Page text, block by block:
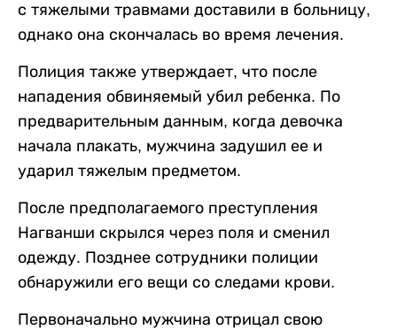
с тяжелыми травмами доставили в больницу,
однако она скончалась во время лечения.
Полиция также утверждает, что после
нападения обвиняемый убил ребенка. По
предварительным данным, когда девочка
начала плакать, мужчина задушил ее и
ударил тяжелым предметом.
После предполагаемого преступления
Нагванши скрылся через поля и сменил
одежду. Позднее сотрудники полиции
обнаружили его вещи со следами крови.
Первоначально мужчина отрицал свою